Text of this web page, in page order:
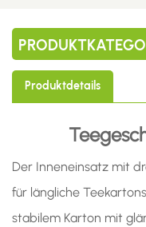
Produktdetails
Der Inneneinsatz mit
für längliche
stabilem Karton mit